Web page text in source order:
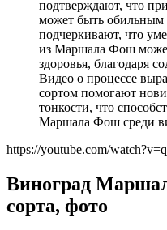
подтверждают, что
может быть обильным
подчеркивают, что
из Маршала Фош
здоровья, благодаря
Видео о процессе
сортом помогают
тонкости, что
Маршала Фош среди
https://youtube.com/
Виноград
сорта, фото